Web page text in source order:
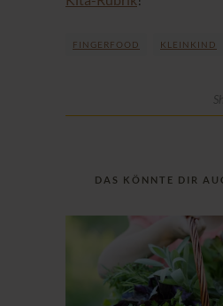
FINGERFOOD KLEINKIND
DAS KÖNNTE DIR